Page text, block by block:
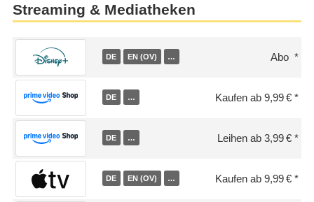
Streaming & Mediatheken
DE EN (OV) … Abo
DE … Kaufen ab 9,99 €
DE … Leihen ab 3,99 €
DE EN (OV) … Kaufen ab 9,99 €